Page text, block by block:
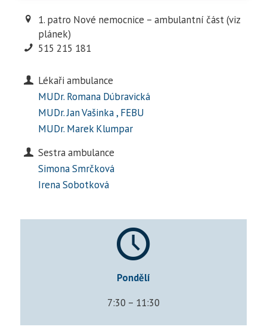
1. patro Nové nemocnice – ambulantní část (viz
plánek)
515 215 181
Lékaři ambulance
MUDr. Romana Dúbravická
MUDr. Jan Vašinka , FEBU
MUDr. Marek Klumpar
Sestra ambulance
Simona Smrčková
Irena Sobotková
Pondělí
7:30 – 11:30